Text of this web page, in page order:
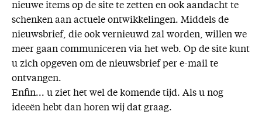
nieuwe items op de site te zetten en ook aandacht te
schenken aan actuele ontwikkelingen. Middels de
nieuwsbrief, die ook vernieuwd zal worden, willen we
meer gaan communiceren via het web. Op de site kunt
u zich opgeven om de nieuwsbrief per e-mail te
ontvangen.
Enfin... u ziet het wel de komende tijd. Als u nog
ideeën hebt dan horen wij dat graag.